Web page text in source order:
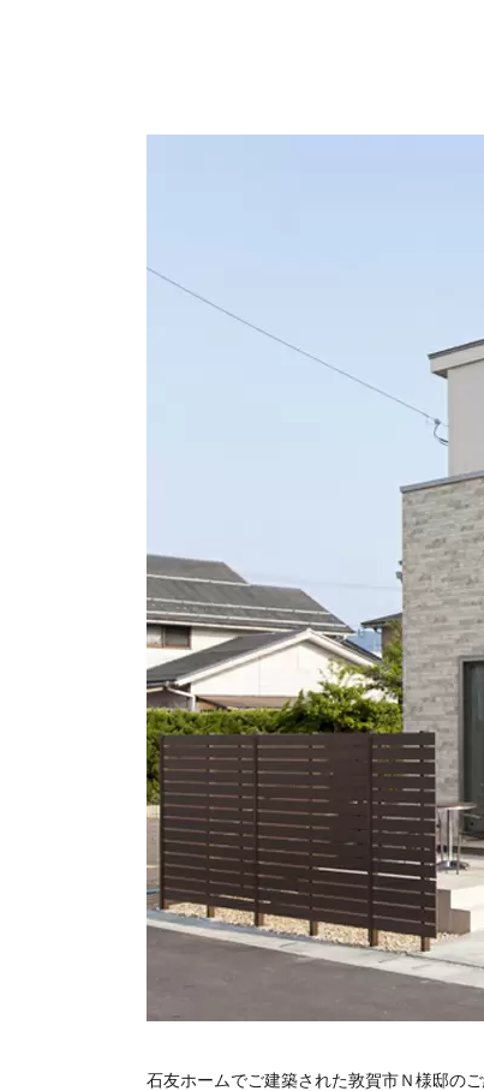
石友ホームでご建築された敦賀市Ｎ様邸のご